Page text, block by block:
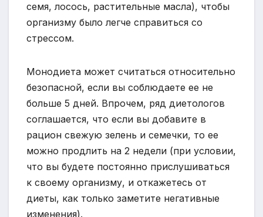
семя, лосось, растительные масла), чтобы
организму было легче справиться со
стрессом.
Монодиета может считаться относительно
безопасной, если вы соблюдаете ее не
больше 5 дней. Впрочем, ряд диетологов
соглашается, что если вы добавите в
рацион свежую зелень и семечки, то ее
можно продлить на 2 недели (при условии,
что вы будете постоянно прислушиваться
к своему организму, и откажетесь от
диеты, как только заметите негативные
изменения).